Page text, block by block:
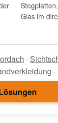
Glas im
·
·